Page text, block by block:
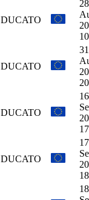
DUCATO
DUCATO
DUCATO
DUCATO